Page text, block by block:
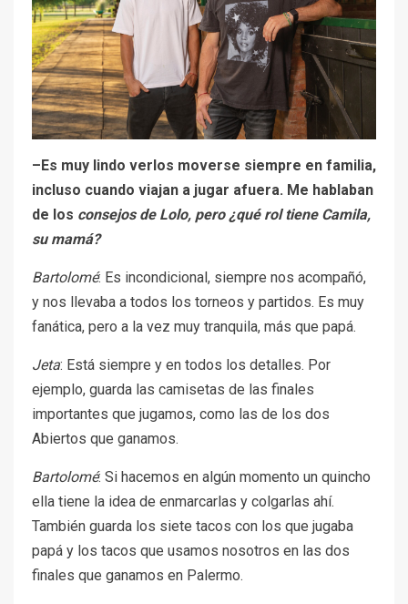
–Es muy lindo verlos moverse siempre en familia,
incluso cuando viajan a jugar afuera. Me hablaban
de los consejos de Lolo, pero ¿qué rol tiene Camila,
su mamá?
Bartolomé: Es incondicional, siempre nos acompañó,
y nos llevaba a todos los torneos y partidos. Es muy
fanática, pero a la vez muy tranquila, más que papá.
Jeta: Está siempre y en todos los detalles. Por
ejemplo, guarda las camisetas de las finales
importantes que jugamos, como las de los dos
Abiertos que ganamos.
Bartolomé: Si hacemos en algún momento un quincho
ella tiene la idea de enmarcarlas y colgarlas ahí.
También guarda los siete tacos con los que jugaba
papá y los tacos que usamos nosotros en las dos
finales que ganamos en Palermo.